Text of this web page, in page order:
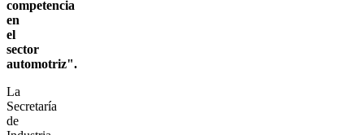
competencia
en
el
sector
automotriz".
La
Secretaría
de